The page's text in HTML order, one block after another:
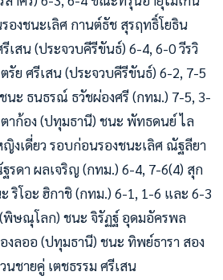
องชนะเลิศ กานต์ธัช สุรฤทธิ์โยธิน
เสน (ประจวบคีรีขันธ์) 6-4, 6-0 วีรวิ
ย ศรีเสน (ประจวบคีรีขันธ์) 6-2, 7-5
นะ ธนธรณ์ ธวัชผ่องศรี (กทม.) 7-5, 3-
าก้อง (ปทุมธานี) ชนะ พัทธดนย์ ไล
งเดี่ยว รอบก่อนรองชนะเลิศ ณัฐลียา
รดา ผลเจริญ (กทม.) 6-4, 7-6(4) สุก
ริโอะ ฮิกาชิ (กทม.) 6-1, 1-6 และ 6-3
ษณุโลก) ชนะ จิรัฏฐ์ อุดมอัครพล
งลออ (ปทุมธานี) ชนะ ทิพย์ธารา สอง
นชายคู่ เตชธรรม ศรีเสน